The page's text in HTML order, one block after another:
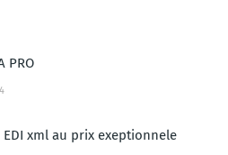
PRO
EDI xml au prix exeptionnele